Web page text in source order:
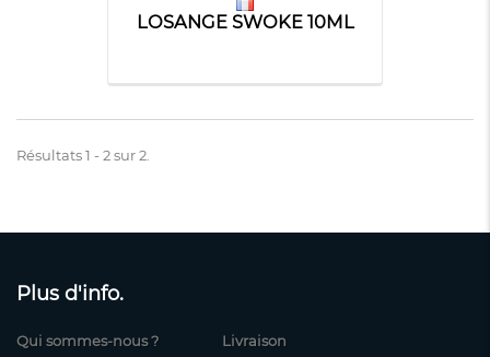
LOSANGE SWOKE 10ML
Résultats 1 - 2 sur 2.
Plus d'info.
Qui sommes-nous ?
Livraison